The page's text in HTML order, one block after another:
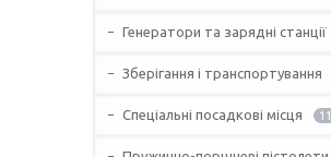
Генератори та зарядні станції
Зберігання і транспортування
Спеціальні посадкові місця 11